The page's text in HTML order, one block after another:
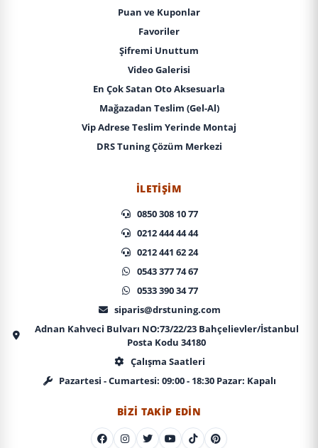
Puan ve Kuponlar
Favoriler
Şifremi Unuttum
Video Galerisi
En Çok Satan Oto Aksesuarla
Mağazadan Teslim (Gel-Al)
Vip Adrese Teslim Yerinde Montaj
DRS Tuning Çözüm Merkezi
İLETIŞIM
0850 308 10 77
0212 444 44 44
0212 441 62 24
0543 377 74 67
0533 390 34 77
siparis@drstuning.com
Adnan Kahveci Bulvarı NO:73/22/23 Bahçelievler/İstanbul
Posta Kodu 34180
Çalışma Saatleri
Pazartesi - Cumartesi: 09:00 - 18:30 Pazar: Kapalı
BIZI TAKIP EDIN